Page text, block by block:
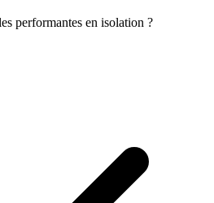
performantes en isolation ?